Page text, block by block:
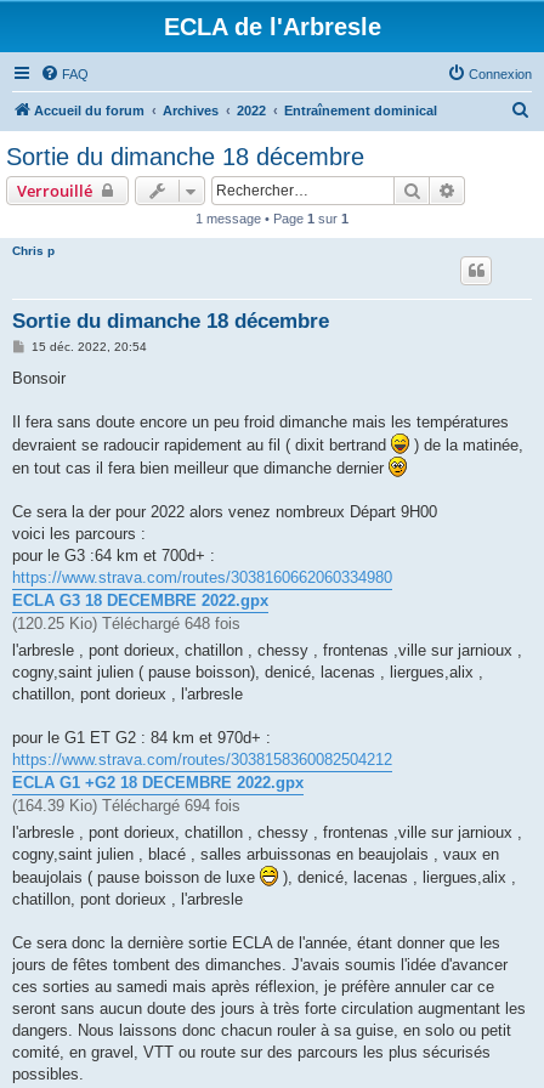
ECLA de l'Arbresle
FAQ Connexion
Accueil du forum Archives 2022 Entraînement dominical
Sortie du dimanche 18 décembre
Verrouillé Rechercher
1 message • Page 1 sur 1
Chris p
Sortie du dimanche 18 décembre
M
s
g
15 déc. 2022, 20:54
Bonsoir
Il fera sans doute encore un peu froid dimanche mais les températures
devraient se radoucir rapidement au fil ( dixit bertrand
) de la matinée,
en tout cas il fera bien meilleur que dimanche dernier
Ce sera la der pour 2022 alors venez nombreux Départ 9H00
voici les parcours :
pour le G3 :64 km et 700d+ :
https://www.strava.com/routes/3038160662060334980
ECLA G3 18 DECEMBRE 2022.gpx
(120.25 Kio) Téléchargé 648 fois
l'arbresle , pont dorieux, chatillon , chessy , frontenas ,ville sur jarnioux ,
cogny,saint julien ( pause boisson), denicé, lacenas , liergues,alix ,
chatillon, pont dorieux , l'arbresle
pour le G1 ET G2 : 84 km et 970d+ :
https://www.strava.com/routes/3038158360082504212
ECLA G1 +G2 18 DECEMBRE 2022.gpx
(164.39 Kio) Téléchargé 694 fois
l'arbresle , pont dorieux, chatillon , chessy , frontenas ,ville sur jarnioux ,
cogny,saint julien , blacé , salles arbuissonas en beaujolais , vaux en
beaujolais ( pause boisson de luxe
), denicé, lacenas , liergues,alix ,
chatillon, pont dorieux , l'arbresle
Ce sera donc la dernière sortie ECLA de l'année, étant donner que les
jours de fêtes tombent des dimanches. J'avais soumis l'idée d'avancer
ces sorties au samedi mais après réflexion, je préfère annuler car ce
seront sans aucun doute des jours à très forte circulation augmentant les
dangers. Nous laissons donc chacun rouler à sa guise, en solo ou petit
comité, en gravel, VTT ou route sur des parcours les plus sécurisés
possibles.